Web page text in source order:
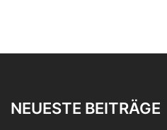
NEUESTE BEITRÄGE